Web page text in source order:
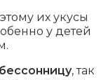
их укусы
у детей
бессонницу, так